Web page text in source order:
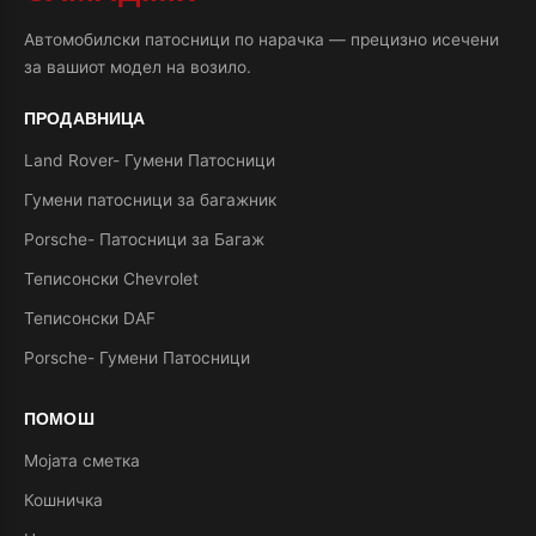
Автомобилски патосници по нарачка — прецизно исечени
за вашиот модел на возило.
ПРОДАВНИЦА
Land Rover- Гумени Патосници
Гумени патосници за багажник
Porsche- Патосници за Багаж
Теписонски Chevrolet
Теписонски DAF
Porsche- Гумени Патосници
ПОМОШ
Мојата сметка
Кошничка